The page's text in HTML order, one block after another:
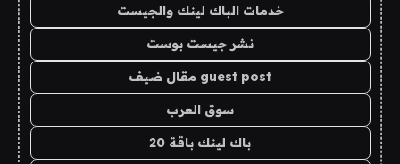
خدمات الباك لينك والجيست
نشر جيست بوست
guest post مقال ضيف
سوق العرب
باك لينك باقة 20